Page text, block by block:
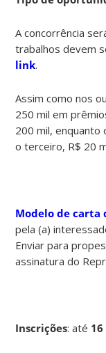
A concorrência
trabalhos devem
link.
Assim como nos
250 mil em
200 mil, enquanto
o terceiro, R$ 20
Modelo de carta
pela (a)
Enviar para
assinatura do
Inscrições: até